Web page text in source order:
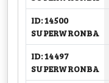
ID: 14500
SUPERWRONBA
ID: 14497
SUPERWRONBA